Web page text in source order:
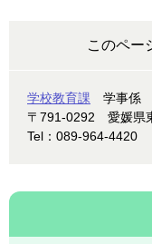
このペー
学校教育課
学事係
〒791-0292
愛媛県
Tel：089-964-4420